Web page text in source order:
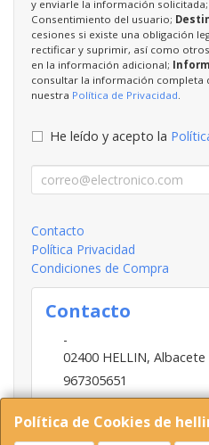
Política de Cookies de
y enviarle la información solicitada;
Consentimiento del usuario;
cesiones si existe una obligación
rectificar y suprimir, así como
en la información adicional;
consultar la información completa
nuestra Política de Privacidad
He leído y acepto la
Contacto
Política Privacidad
Condiciones de Compra
Contacto
-
02400 HELLIN, Albacete
967305651
INFO@HELLIN.COM